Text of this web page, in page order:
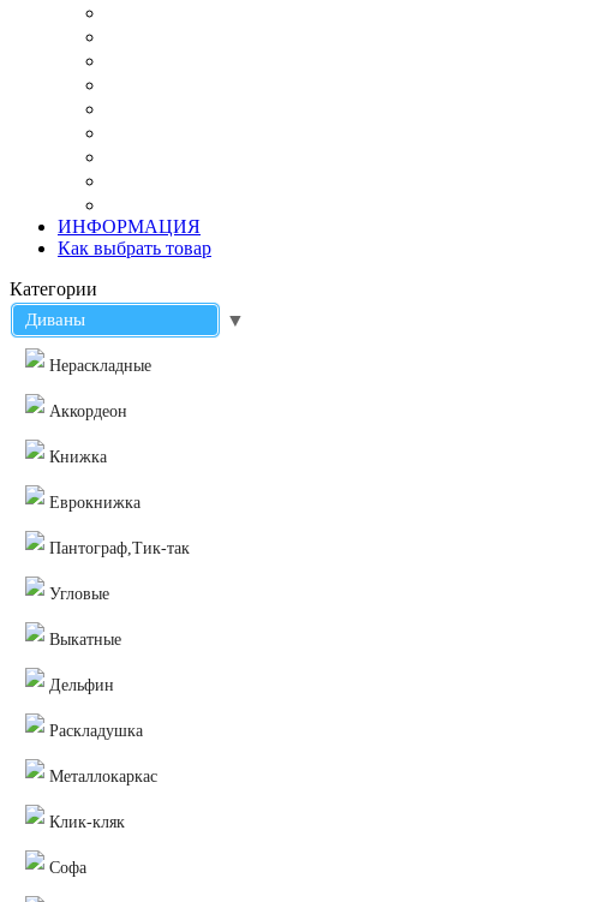
ИНФОРМАЦИЯ
Как выбрать товар
Категории
Диваны ▼
Нераскладные
Аккордеон
Книжка
Еврокнижка
Пантограф,Тик-так
Угловые
Выкатные
Дельфин
Раскладушка
Металлокаркас
Клик-кляк
Софа